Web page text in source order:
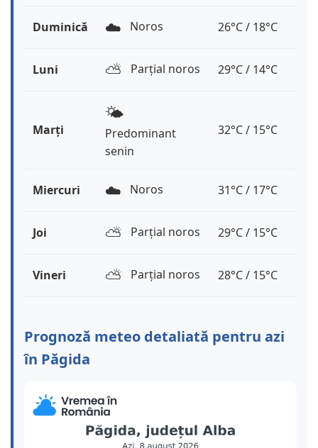
Duminică ☁️ Noros 26°C / 18°C
Luni ⛅️ Parțial noros 29°C / 14°C
Marți
🌤️
Predominant
senin
32°C / 15°C
Miercuri ☁️ Noros 31°C / 17°C
Joi ⛅️ Parțial noros 29°C / 15°C
Vineri ⛅️ Parțial noros 28°C / 15°C
Prognoză meteo detaliată pentru azi
în Păgida